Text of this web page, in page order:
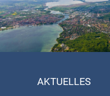
AKTUELLES